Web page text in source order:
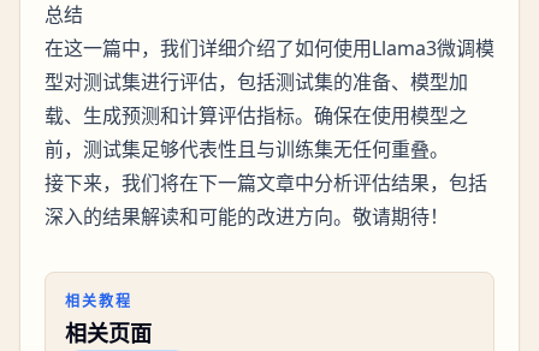
总结
在这一篇中，我们详细介绍了如何使用Llama3微调模
型对测试集进行评估，包括测试集的准备、模型加
载、生成预测和计算评估指标。确保在使用模型之
前，测试集足够代表性且与训练集无任何重叠。
接下来，我们将在下一篇文章中分析评估结果，包括
深入的结果解读和可能的改进方向。敬请期待！
相关教程
相关页面